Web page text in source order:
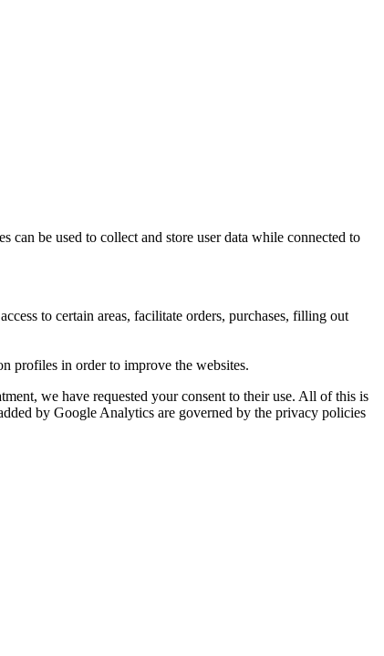
can be used to collect and store user data while connected to
to certain areas, facilitate orders, purchases, filling out
profiles in order to improve the websites.
we have requested your consent to their use. All of this is
by Google Analytics are governed by the privacy policies